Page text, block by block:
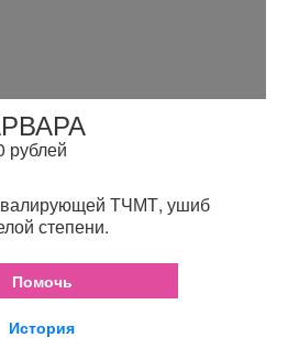
рублей
ТЧМТ, ушиб
степени.
Помочь
История